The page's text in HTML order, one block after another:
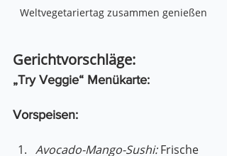
Weltvegetariertag zusammen genießen
Gerichtvorschläge:
„Try Veggie“ Menükarte:
Vorspeisen:
Avocado-Mango-Sushi: Frische